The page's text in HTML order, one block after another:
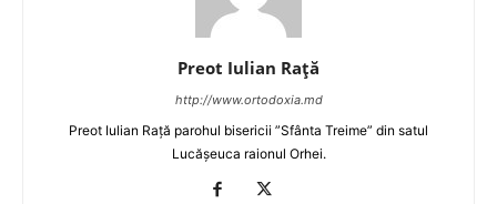
Preot Iulian Raţă
http://www.ortodoxia.md
Preot Iulian Rață parohul bisericii ”Sfânta Treime” din satul
Lucășeuca raionul Orhei.